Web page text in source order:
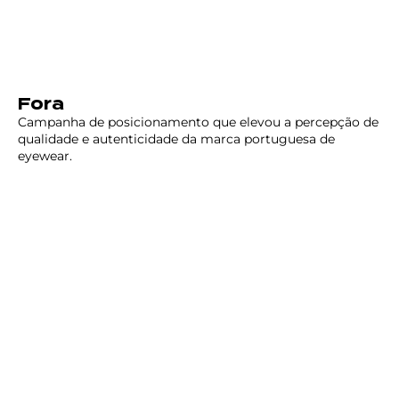
Fora
Campanha de posicionamento que elevou a percepção de
qualidade e autenticidade da marca portuguesa de
eyewear.